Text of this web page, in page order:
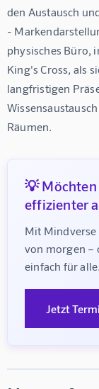
den Austausch
-
physisches Büro,
King's Cross, als
langfristigen
Räumen.
💡 Möchten
effizienter
Mit Mindverse
von morgen –
einfach für alle.
Jetzt